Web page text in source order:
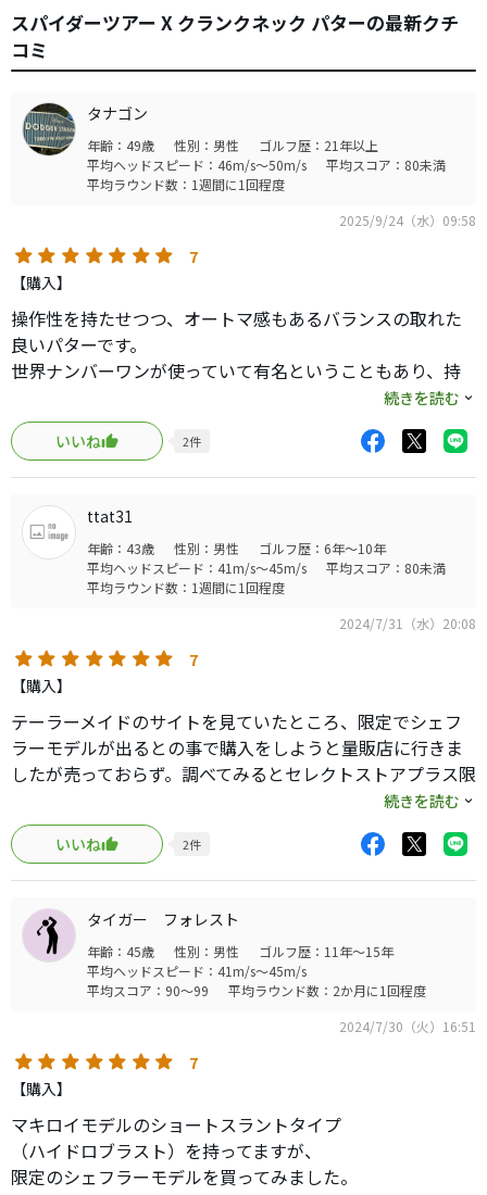
スパイダーツアー X クランクネック パターの最新クチ
コミ
タナゴン
年齢：49歳 性別：男性
ゴルフ歴：21年以上
平均ヘッドスピード：46m/s～50m/s
平均スコア：80未満
平均ラウンド数：1週間に1回程度
2025/9/24（水）09:58
7
【購入】
操作性を持たせつつ、オートマ感もあるバランスの取れた
良いパターです。
世界ナンバーワンが使っていて有名ということもあり、持
っているとミーハーみたいで敢えて避けていましたが、こ
の性能を味わないでいることが悔しくて、やっぱり使いま
す。
悔しいけど結果も良し。打感とかフィーリングも良し。
続きを読む
いいね
2件
ttat31
年齢：43歳 性別：男性
ゴルフ歴：6年～10年
平均ヘッドスピード：41m/s～45m/s
平均スコア：80未満
平均ラウンド数：1週間に1回程度
2024/7/31（水）20:08
7
【購入】
テーラーメイドのサイトを見ていたところ、限定でシェフ
ラーモデルが出るとの事で購入をしようと量販店に行きま
したが売っておらず。調べてみるとセレクトストアプラス限
定で、自分の住んでいる県には無いので隣の県まで行って
購入してきました。
トラスやトラスセンター、スモールスラント、シングルベ
ント、ダブルベントと試してみましたが今回のクランクネ
ックが一番しっくりきました。さすがは世界ランキング1位
が使用するモデル、構えやすく転がりも良いのでこのパタ
ーがしばらくエースパターになりそうです。
続きを読む
いいね
2件
タイガー フォレスト
年齢：45歳 性別：男性
ゴルフ歴：11年～15年
平均ヘッドスピード：41m/s～45m/s
平均スコア：90～99
平均ラウンド数：2か月に1回程度
2024/7/30（火）16:51
7
【購入】
マキロイモデルのショートスラントタイプ
（ハイドロブラスト）を持ってますが、
限定のシェフラーモデルを買ってみました。